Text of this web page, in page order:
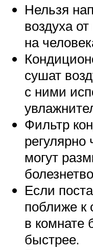
Нельзя
воздуха
на
сушат
с ними
Фильтр
регулярно
могут
Если
поближе к
в комнате
быстрее.